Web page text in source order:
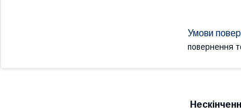
повернення